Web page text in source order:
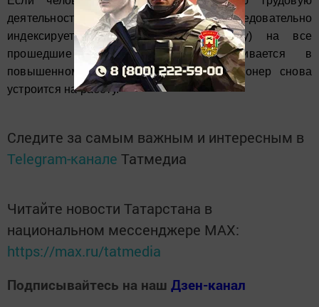
деятельность, то его пенсия последовательно
индексируется (по сложному проценту) на все
прошедшие индексации и выплачивается в
повышенном размере, даже если пенсионер снова
устроится на работу.
Следите за самым важным и интересным в
Telegram-канале Татмедиа
Читайте новости Татарстана в
национальном мессенджере MАХ:
https://max.ru/tatmedia
Подписывайтесь на наш Дзен-канал